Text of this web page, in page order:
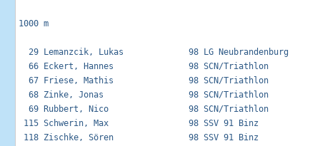
1000 m
29 Lemanzcik, Lukas             98 LG
66 Eckert, Hannes               98 SCN/
67 Friese, Mathis               98 SCN/
68 Zinke, Jonas                 98 SCN/
69 Rubbert, Nico                98 SCN/
115 Schwerin, Max                98 SSV
118 Zischke, Sören               98 SSV